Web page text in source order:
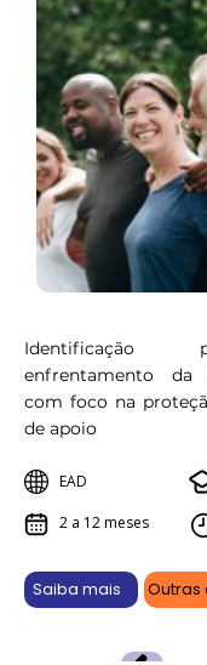
Identificação
enfrentamento da
com foco na
de apoio
EAD
2 a 12 meses
Saiba mais Outras